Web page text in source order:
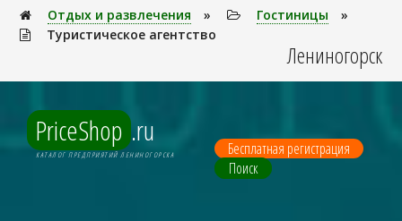
Отдых и развлечения » Гостиницы
»
Туристическое агентство
Лениногорск
PriceShop .ru
КАТАЛОГ ПРЕДПРИЯТИЙ ЛЕНИНОГОРСКА
Бесплатная регистрация
Поиск